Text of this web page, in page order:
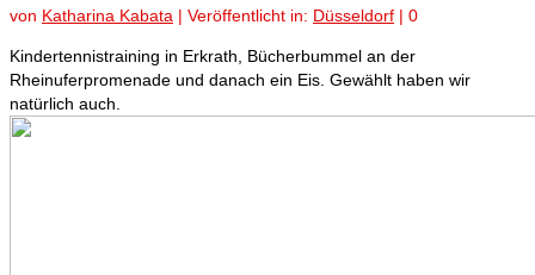
von Katharina Kabata | Veröffentlicht in: Düsseldorf | 0
Kindertennistraining in Erkrath, Bücherbummel an der
Rheinuferpromenade und danach ein Eis. Gewählt haben wir
natürlich auch.